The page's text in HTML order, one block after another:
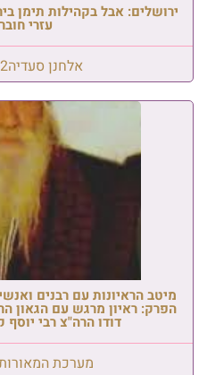
ירושלים: אבל בקהילות תימן
עזרי
אלחנן סעדיה
מיטב הראיונות עם רבנים
הפרק: ראיון מרגש עם הגאון
דודו הרה"צ רבי יוסף
מערכת